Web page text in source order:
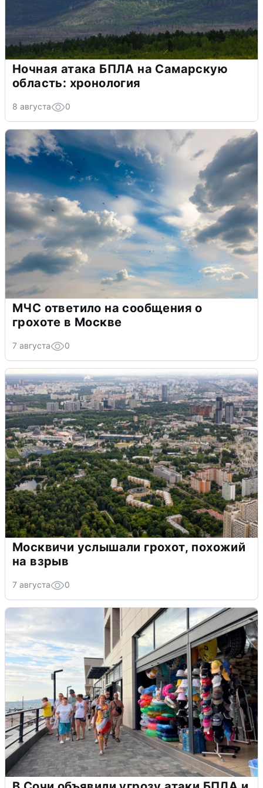
Ночная атака БПЛА на Самарскую
область: хронология
8 августа 0
МЧС ответило на сообщения о
грохоте в Москве
7 августа 0
Москвичи услышали грохот, похожий
на взрыв
7 августа 0